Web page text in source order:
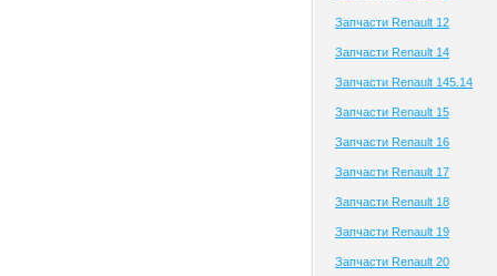
Запчасти Renault 12
Запчасти Renault 14
Запчасти Renault 145.14
Запчасти Renault 15
Запчасти Renault 16
Запчасти Renault 17
Запчасти Renault 18
Запчасти Renault 19
Запчасти Renault 20